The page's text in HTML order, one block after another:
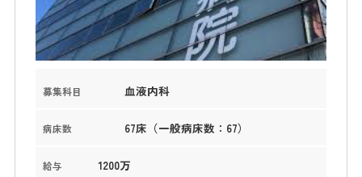
募集科目 血液内科
病床数 67床（一般病床数：67）
給与 1200万